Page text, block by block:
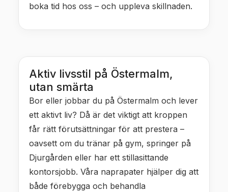
boka tid hos oss – och uppleva skillnaden.
Aktiv livsstil på Östermalm,
utan smärta
Bor eller jobbar du på Östermalm och lever
ett aktivt liv? Då är det viktigt att kroppen
får rätt förutsättningar för att prestera –
oavsett om du tränar på gym, springer på
Djurgården eller har ett stillasittande
kontorsjobb. Våra naprapater hjälper dig att
både förebygga och behandla